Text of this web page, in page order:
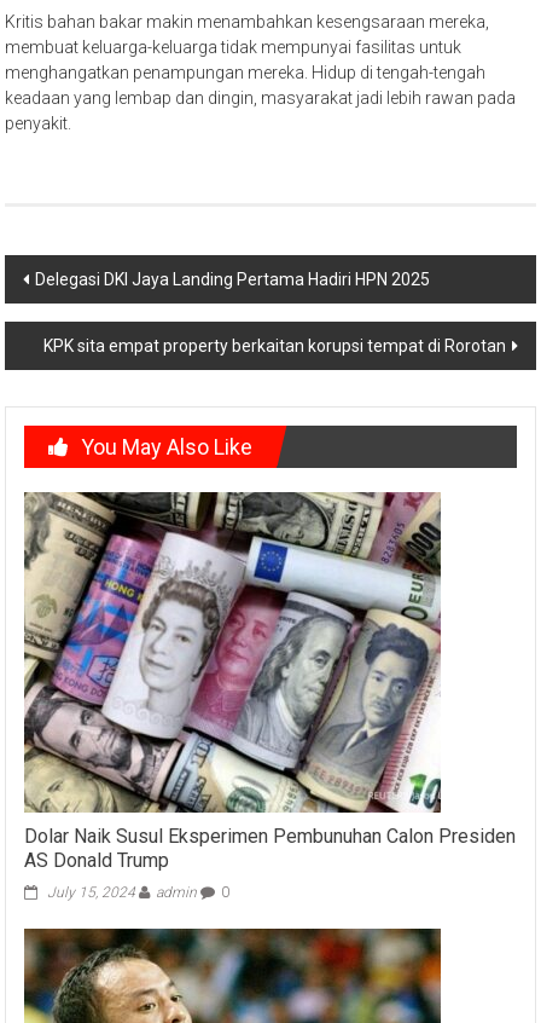
Kritis bahan bakar makin menambahkan kesengsaraan mereka,
membuat keluarga-keluarga tidak mempunyai fasilitas untuk
menghangatkan penampungan mereka. Hidup di tengah-tengah
keadaan yang lembap dan dingin, masyarakat jadi lebih rawan pada
penyakit.
Post
navigation
Delegasi DKI Jaya Landing Pertama Hadiri HPN 2025
KPK sita empat property berkaitan korupsi tempat di Rorotan
You May Also Like
Dolar Naik Susul Eksperimen Pembunuhan Calon Presiden
AS Donald Trump
July 15, 2024 admin 0